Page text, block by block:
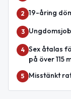
2 19-åring
3
4 Sex åtalas
på över 115
5 Misstänkt